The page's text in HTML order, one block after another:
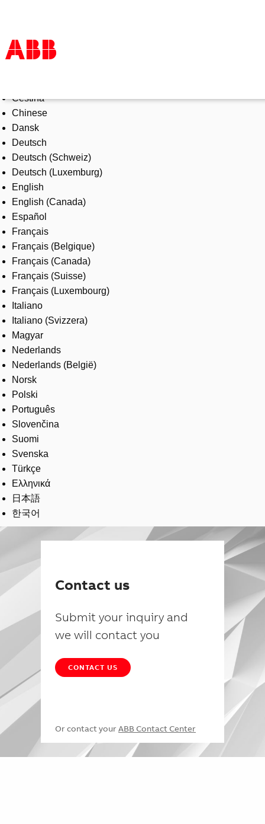
Products & Solutions
Industries
Services
About us
Where to buy
Contact us
Careers
Čeština
Chinese
Dansk
Deutsch
Deutsch (Schweiz)
Deutsch (Luxemburg)
English
English (Canada)
Español
Français
Français (Belgique)
Français (Canada)
Français (Suisse)
Français (Luxembourg)
Italiano
Italiano (Svizzera)
Magyar
Nederlands
Nederlands (België)
Norsk
Polski
Português
Slovenčina
Suomi
Svenska
Türkçe
Ελληνικά
日本語
한국어
Contact us
Submit your inquiry and
we will contact you
CONTACT US
Or contact your ABB Contact Center